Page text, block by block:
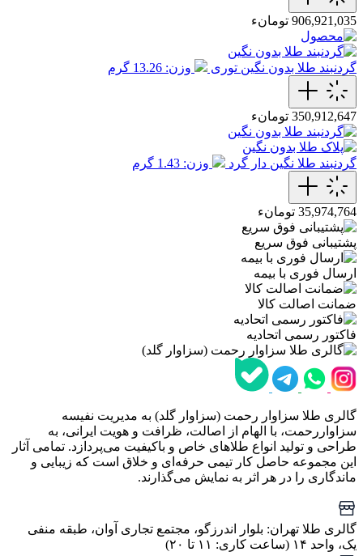
906,921,035 تومانء
گردنبند طلا بدون نگین توری وزن: 13.26 گرم
350,912,647 تومانء
گردنبند طلا نگین دار گرد وزن: 1.43 گرم
35,974,764 تومانء
پشتیبانی فوق سریع
ارسال فوری با بیمه
ضمانت اصالت کالا
فاکتور رسمی اتحادیه
گالری طلا سزاوار رحمت (سزاوار گلد) به مدیریت نفیسه
سزاواررحمت، با الهام از اصالت، ظرافت و هویت ایرانی، به
طراحی و تولید انواع طلاهای خاص و باکیفیت می‌پردازد. تمامی آثار
این مجموعه حاصل کار تیمی حرفه‌ای و خلاق است که زیبایی و
ماندگاری را در هر اثر به نمایش می‌گذارند.
گالری طلا تهران: بلوار اندرزگو، مجتمع تجاری آوان، طبقه منفی
یک، واحد ۱۴ (ساعت کاری: ۱۱ تا ۲۰)